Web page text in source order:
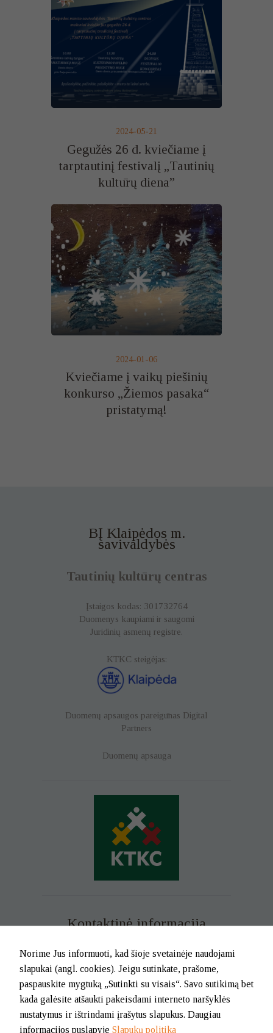
2024-05-21
Gegužės 26 d. kviečiame į
tarptautinį festivalį „Tautinių
kultūrų diena”
2024-01-06
Kviečiame į vaikų piešinių
konkurso „Žiemos pasaka“
pristatymą!
BĮ Klaipėdos m.
savivaldybės
Tautinių kultūrų centras
Įstaigos kodas: 301732764
Duomenys kaupiami ir saugomi
Juridinių asmenų registre.
KTKC steigėjas:
Duomenų apsaugos pareigūnas Digital
Partners
Duomenų apsauga
Kontaktinė informacija
Mob. tel. +370 699 73 229
Tel. (0-46) 21 02 83
El.p. info@klaipedatkc.lt
K. Donelaičio g. 6B, Klaipėda
Norime Jus informuoti, kad šioje svetainėje naudojami
slapukai (angl. cookies). Jeigu sutinkate, prašome,
paspauskite mygtuką „Sutinkti su visais“. Savo sutikimą bet
kada galėsite atšaukti pakeisdami interneto naršyklės
nustatymus ir ištrindami įrašytus slapukus. Daugiau
informacijos puslapyje Slapukų politika
slapukai yra
saugumui ir
joje. Šie
informaciją ir
paslaugas
jums.
padeda
jūs
naudojatės
svetaine, kad
galėtume ją
patobulinti.
Šie slapukai
yra